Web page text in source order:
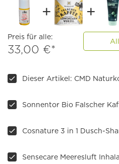
Preis für alle:
33,00 €*
Cosnature 3 in 1 Dusch-
Sensecare Meeresluft